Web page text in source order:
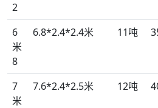
2
6
米
8
6.8*2.4*2.4米 11吨
7
米
7.6*2.4*2.5米 12吨